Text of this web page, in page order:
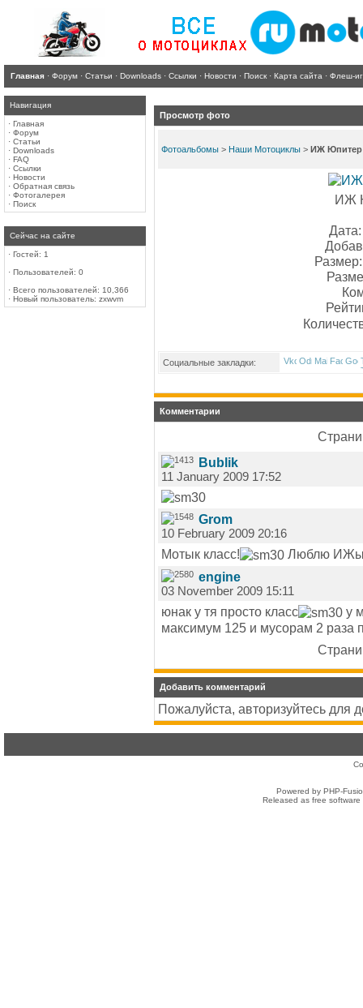
Главная · Форум · Статьи · Downloads · Ссылки · Новости · Поиск · Карта сайта · Флеш-
Навигация
· Главная
· Форум
· Статьи
· Downloads
· FAQ
· Ссылки
· Новости
· Обратная связь
· Фотогалерея
· Поиск
Сейчас на сайте
· Гостей: 1
· Пользователей: 0
· Всего пользователей: 10,366
· Новый пользователь: zxwvm
Просмотр фото
Фотоальбомы > Наши Мотоциклы > ИЖ Юпитер
ИЖ
Социальные закладки:
Комментарии
Bublik
11 January 2009 17:52
Grom
10 February 2009 20:16
Мотык класс!
Люблю ИЖы!
engine
03 November 2009 15:11
юнак у тя просто класс
у
максимум 125 и мусорам 2 раза
Добавить комментарий
Пожалуйста, авторизуйтесь для
Powered by PHP-
Released as free